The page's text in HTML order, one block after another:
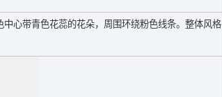
心带青色花蕊的花朵，周围环绕粉色线条。整体风格